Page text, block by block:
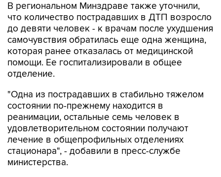
В региональном Минздраве также уточнили,
что количество пострадавших в ДТП возросло
до девяти человек - к врачам после ухудшения
самочувствия обратилась еще одна женщина,
которая ранее отказалась от медицинской
помощи. Ее госпитализировали в общее
отделение.
"Одна из пострадавших в стабильно тяжелом
состоянии по-прежнему находится в
реанимации, остальные семь человек в
удовлетворительном состоянии получают
лечение в общепрофильных отделениях
стационара", - добавили в пресс-службе
министерства.